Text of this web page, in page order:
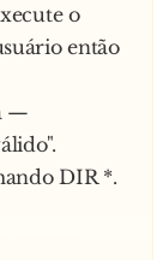
é um bot.
o
então
—
DIR *.